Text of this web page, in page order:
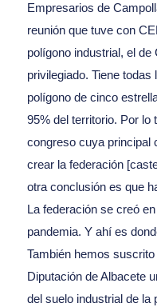
Empresarios de
reunión que tuve con
polígono industrial, el
privilegiado. Tiene
polígono de cinco
95% del territorio. Por lo
congreso cuya principal
crear la federación
otra conclusión es que
La federación se creó
pandemia. Y ahí es
También hemos
Diputación de Albacete
del suelo industrial de la